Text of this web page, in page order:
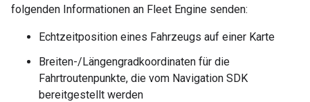
folgenden Informationen an Fleet Engine senden:
Echtzeitposition eines Fahrzeugs auf einer Karte
Breiten-/Längengradkoordinaten für die
Fahrtroutenpunkte, die vom Navigation SDK
bereitgestellt werden